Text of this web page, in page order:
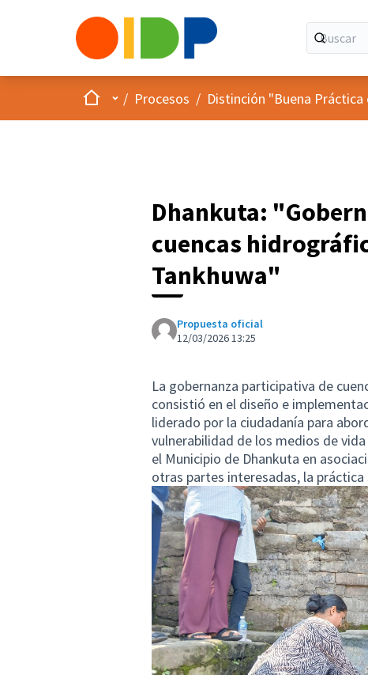
InicioMenú principal
/ Procesos / Distinción "Buena
Dhankuta:
cuencas
Tankhuwa"
Propuesta oficial
12/03/2026 13:25
La gobernanza participativa de
consistió en el diseño e
liderado por la ciudadanía para
vulnerabilidad de los medios de
el Municipio de Dhankuta en
otras partes interesadas, la